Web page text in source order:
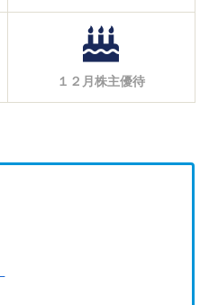
１２月株主優待